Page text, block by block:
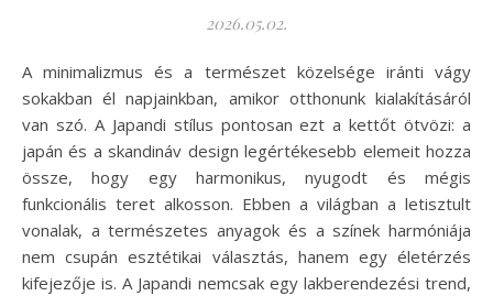
2026.05.02.
A minimalizmus és a természet közelsége iránti vágy
sokakban él napjainkban, amikor otthonunk kialakításáról
van szó. A Japandi stílus pontosan ezt a kettőt ötvözi: a
japán és a skandináv design legértékesebb elemeit hozza
össze, hogy egy harmonikus, nyugodt és mégis
funkcionális teret alkosson. Ebben a világban a letisztult
vonalak, a természetes anyagok és a színek harmóniája
nem csupán esztétikai választás, hanem egy életérzés
kifejezője is. A Japandi nemcsak egy lakberendezési trend,